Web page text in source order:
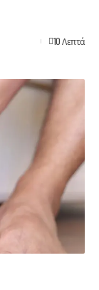
10 Λεπτά